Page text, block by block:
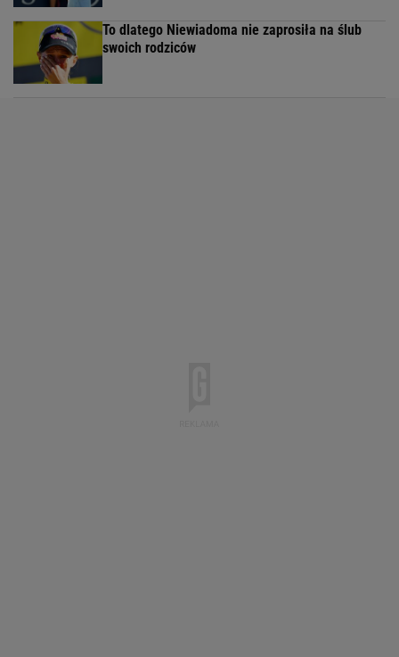
To dlatego Niewiadoma nie zaprosiła na ślub
swoich rodziców